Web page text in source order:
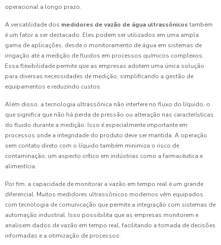
operacional a longo prazo.
A versatilidade dos medidores de vazão de água ultrassônicos também
é um fator a ser destacado. Eles podem ser utilizados em uma ampla
gama de aplicações, desde o monitoramento de água em sistemas de
irrigação até a medição de fluidos em processos químicos complexos.
Essa flexibilidade permite que as empresas adotem uma única solução
para diversas necessidades de medição, simplificando a gestão de
equipamentos e reduzindo custos.
Além disso, a tecnologia ultrassônica não interfere no fluxo do líquido, o
que significa que não há perda de pressão ou alteração nas características
do fluido durante a medição. Isso é especialmente importante em
processos onde a integridade do produto deve ser mantida. A operação
sem contato direto com o líquido também minimiza o risco de
contaminação, um aspecto crítico em indústrias como a farmacêutica e
alimentícia.
Por fim, a capacidade de monitorar a vazão em tempo real é um grande
diferencial. Muitos medidores ultrassônicos modernos vêm equipados
com tecnologia de comunicação que permite a integração com sistemas de
automação industrial. Isso possibilita que as empresas monitorem e
analisem dados de vazão em tempo real, facilitando a tomada de decisões
informadas e a otimização de processos.